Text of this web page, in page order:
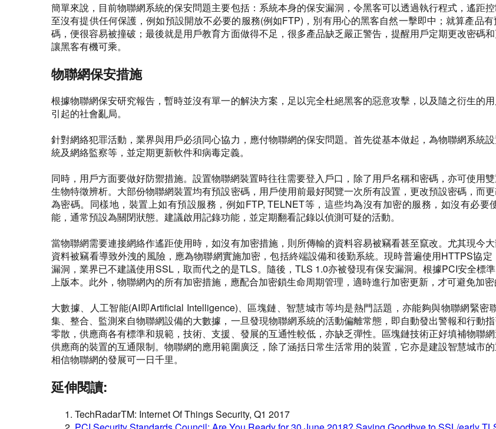
簡單來說，目前物聯網系統的保安問題主要包括：系統本身的保安漏洞，令黑客可以透過執行程式，遙距
至沒有提供任何保護，例如預設開放不必要的服務(例如FTP)，別有用心的黑客自然一擊即中；就算產品
碼，便很容易被撞破；最後就是用戶教育方面做得不足，很多產品缺乏嚴正警告，提醒用戶定期更改密碼
讓黑客有機可乘。
物聯網保安措施
根據物聯網保安研究報告，暫時並沒有單一的解決方案，足以完全杜絕黑客的惡意攻擊，以及隨之衍生的
引起的社會亂局。
針對網絡犯罪活動，業界與用戶必須同心協力，應付物聯網的保安問題。首先從基本做起，為物聯網系統
統及網絡監察等，並定期更新軟件和病毒定義。
同時，用戶方面要做好防禦措施。設置物聯網裝置時往往需要登入戶口，除了用戶名稱和密碼，亦可使用
生物特徵辨析。大部份物聯網裝置均有預設密碼，用戶使用前最好閱覽一次所有設置，更改預設密碼，而
為密碼。同樣地，裝置上如有預設服務，例如FTP, TELNET等，這些均為沒有加密的服務，如沒有必
能，通常預設為關閉狀態。建議啟用記錄功能，並定期翻看記錄以偵測可疑的活動。
當物聯網需要連接網絡作遙距使用時，如沒有加密措施，則所傳輸的資料容易被竊看甚至竄改。尤其現今
資料被竊看導致外洩的風險，應為物聯網實施加密，包括終端設備和後勤系統。現時普遍使用HTTPS協
漏洞，業界已不建議使用SSL，取而代之的是TLS。隨後，TLS 1.0亦被發現有保安漏洞。根據PCI安全標
上版本。此外，物聯網內的所有加密措施，應配合加密鎖生命周期管理，適時進行加密更新，才可避免加密
大數據、人工智能(AI即Artificial Intelligence)、區塊鏈、智慧城市等均是熱門話題，亦能夠與物聯網緊
集、整合、監測來自物聯網設備的大數據，一旦發現物聯網系統的活動偏離常態，即自動發出警報和行動
零散，供應商各有標準和規範，技術、支援、發展的互通性較低，亦缺乏彈性。區塊鏈技術正好填補物聯
供應商的裝置的互通限制。物聯網的應用範圍廣泛，除了涵括日常生活常用的裝置，它亦是建設智慧城市
相信物聯網的發展可一日千里。
延伸閱讀:
TechRadarTM: Internet Of Things Security, Q1 2017